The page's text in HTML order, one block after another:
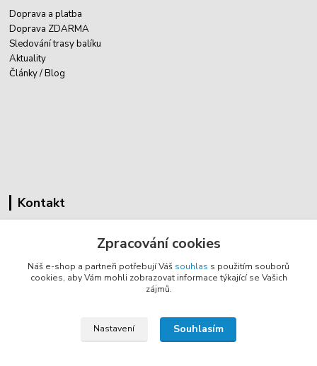
Doprava a platba
Doprava ZDARMA
Sledování trasy balíku
Aktuality
Články / Blog
Kontakt
Zákostelí 83
783 44 Náměšť na Hané
Zpracování cookies
Náš e-shop a partneři potřebují Váš souhlas s použitím souborů
cookies, aby Vám mohli zobrazovat informace týkající se Vašich
zájmů.
Nastavení Souhlasím